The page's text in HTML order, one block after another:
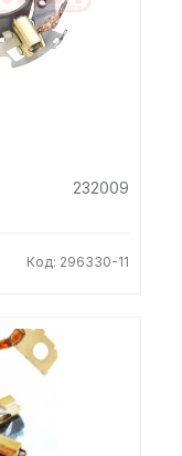
232009
Код: 296330-11